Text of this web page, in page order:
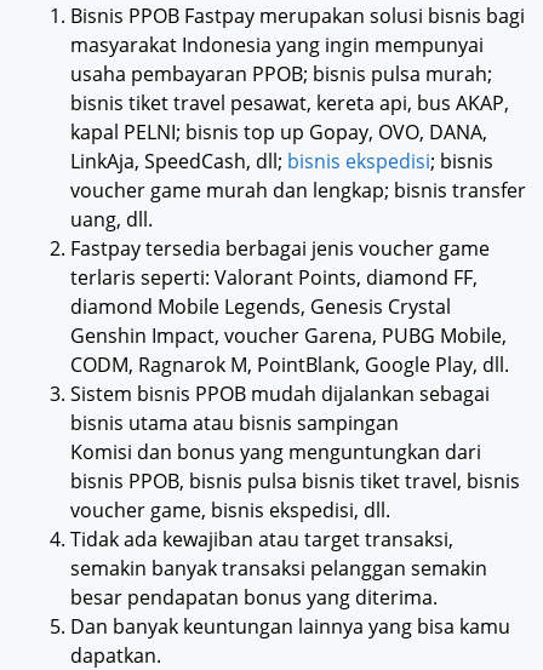
Bisnis PPOB Fastpay merupakan solusi bisnis bagi
masyarakat Indonesia yang ingin mempunyai
usaha pembayaran PPOB; bisnis pulsa murah;
bisnis tiket travel pesawat, kereta api, bus AKAP,
kapal PELNI; bisnis top up Gopay, OVO, DANA,
LinkAja, SpeedCash, dll; bisnis ekspedisi; bisnis
voucher game murah dan lengkap; bisnis transfer
uang, dll.
Fastpay tersedia berbagai jenis voucher game
terlaris seperti: Valorant Points, diamond FF,
diamond Mobile Legends, Genesis Crystal
Genshin Impact, voucher Garena, PUBG Mobile,
CODM, Ragnarok M, PointBlank, Google Play, dll.
Sistem bisnis PPOB mudah dijalankan sebagai
bisnis utama atau bisnis sampingan
Komisi dan bonus yang menguntungkan dari
bisnis PPOB, bisnis pulsa bisnis tiket travel, bisnis
voucher game, bisnis ekspedisi, dll.
Tidak ada kewajiban atau target transaksi,
semakin banyak transaksi pelanggan semakin
besar pendapatan bonus yang diterima.
Dan banyak keuntungan lainnya yang bisa kamu
dapatkan.